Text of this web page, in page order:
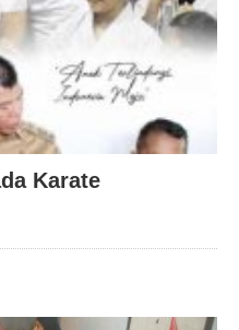
Karate